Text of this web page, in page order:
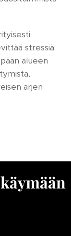
stressiä
alueen
arjen